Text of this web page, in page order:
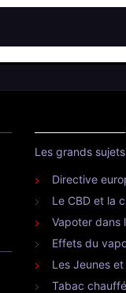
Les grands sujets
Directive
Le CBD et la
Vapoter dans
Effets du
Les Jeunes
Tabac